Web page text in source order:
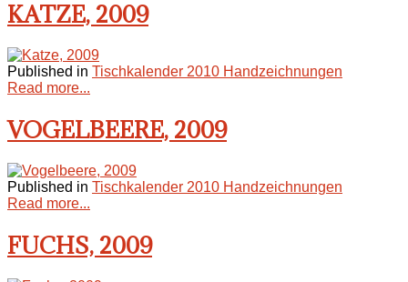
KATZE, 2009
Published in Tischkalender 2010 Handzeichnungen
Read more...
VOGELBEERE, 2009
Published in Tischkalender 2010 Handzeichnungen
Read more...
FUCHS, 2009